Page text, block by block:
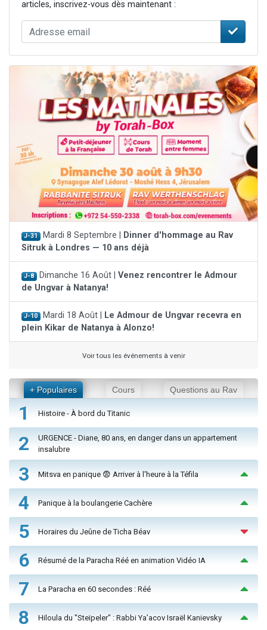
articles, inscrivez-vous dès maintenant :
J-31 Mardi 8 Septembre |
Dinner d'hommage au Rav
Sitruk à Londres — 10 ans déjà
J-8 Dimanche 16 Août | Venez rencontrer le Admour
de Ungvar à Natanya!
J-10 Mardi 18 Août |
Le Admour de Ungvar recevra en
plein Kikar de Natanya à Alonzo!
Voir tous les événements à venir
+ Populaires Cours Questions au Rav
1 Histoire - À bord du Titanic
2
URGENCE - Diane, 80 ans, en danger dans un appartement
insalubre
3 Mitsva en panique 😨 Arriver à l'heure à la Téfila
4 Panique à la boulangerie Cachère
5 Horaires du Jeûne de Ticha Béav
6 Résumé de la Paracha Réé en animation Vidéo IA
7 La Paracha en 60 secondes : Réé
8 Hiloula du "Steïpeler" : Rabbi Ya’acov Israël Kanievsky